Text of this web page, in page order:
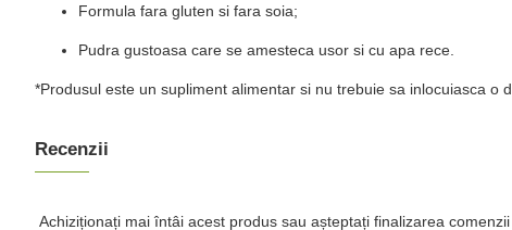
Formula fara gluten si fara soia;
Pudra gustoasa care se amesteca usor si cu apa rece.
*Produsul este un supliment alimentar si nu trebuie sa inlocuiasca o
Recenzii
Achiziționați mai întâi acest produs sau așteptați finalizarea